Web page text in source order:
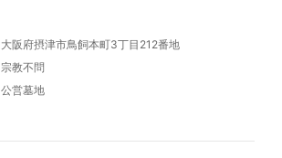
大阪府摂津市鳥飼本町3丁目212番地
宗教不問
公営墓地